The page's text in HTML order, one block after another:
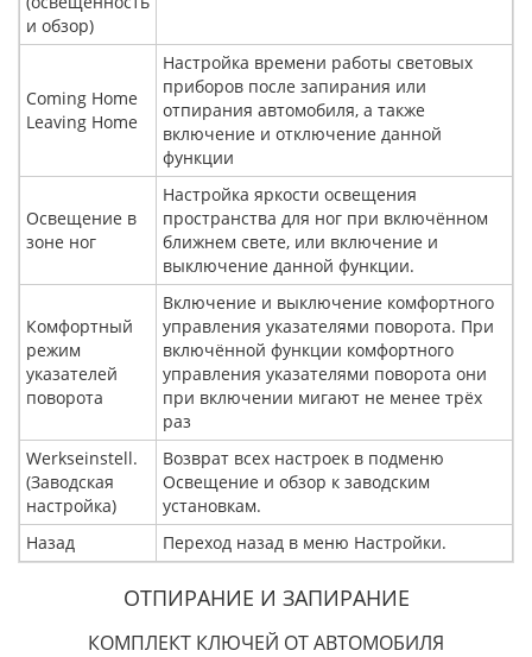
и обзор)
Coming Home
Leaving Home
Настройка времени работы световых
приборов после запирания или
отпирания автомобиля, а также
включение и отключение данной
функции
Освещение в
зоне ног
Настройка яркости освещения
пространства для ног при включённом
ближнем свете, или включение и
выключение данной функции.
Комфортный
режим
указателей
поворота
Включение и выключение комфортного
управления указателями поворота. При
включённой функции комфортного
управления указателями поворота они
при включении мигают не менее трёх
раз
Werkseinstell.
(Заводская
настройка)
Возврат всех настроек в подменю
Освещение и обзор к заводским
установкам.
Назад
Переход назад в меню Настройки.
ОТПИРАНИЕ И ЗАПИРАНИЕ
КОМПЛЕКТ КЛЮЧЕЙ ОТ АВТОМОБИЛЯ